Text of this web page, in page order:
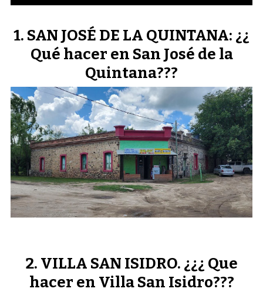
SAN JOSÉ DE LA QUINTANA: ¿¿
Qué hacer en San José de la
Quintana???
VILLA SAN ISIDRO. ¿¿¿ Que
hacer en Villa San Isidro???